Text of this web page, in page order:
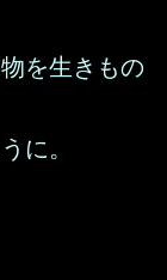
を生きもの
に。